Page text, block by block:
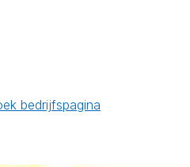
bedrijfspagina